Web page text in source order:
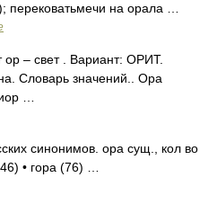
перековатьмечи на орала …
– свет . Вариант: ОРИТ.
Словарь значений.. Ора
…
синонимов. ора сущ., кол во
• гора (76) …